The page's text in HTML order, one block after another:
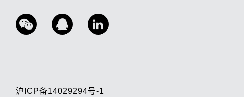
沪ICP备14029294号-1